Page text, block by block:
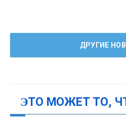
ДРУГИЕ
ЭТО МОЖЕТ ТО,